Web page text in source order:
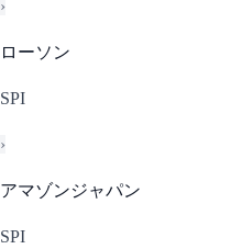
›
ローソン
SPI
›
アマゾンジャパン
SPI